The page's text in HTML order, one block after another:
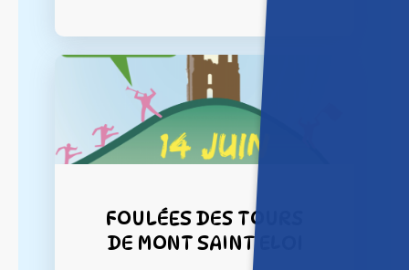
FOULÉES DES TOURS
DE MONT SAINT ELOI